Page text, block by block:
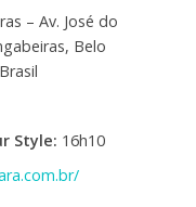
– Av. José do
Belo
Style: 16h10